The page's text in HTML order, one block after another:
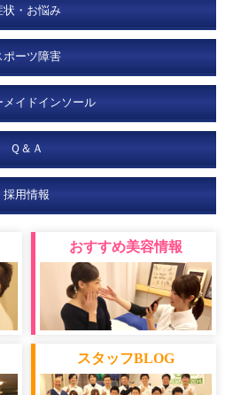
状・お悩み
ポーツ障害
メイドインソール
Ｑ＆Ａ
採用情報
おすすめ美容情報
スタッフBLOG